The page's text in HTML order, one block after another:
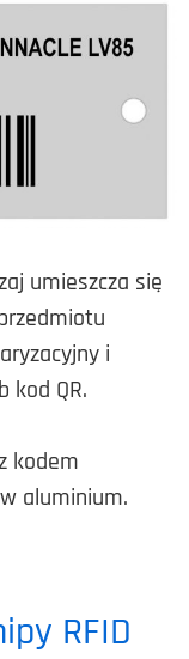
umieszcza się
i
kod QR.
kodem
aluminium.
RFID